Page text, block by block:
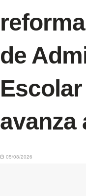
de
avanza
05/08/2026